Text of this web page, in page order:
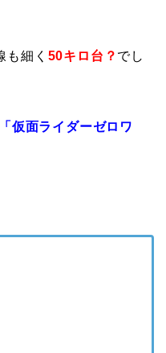
も細く 50キロ台？ でし
「仮面ライダーゼロワ